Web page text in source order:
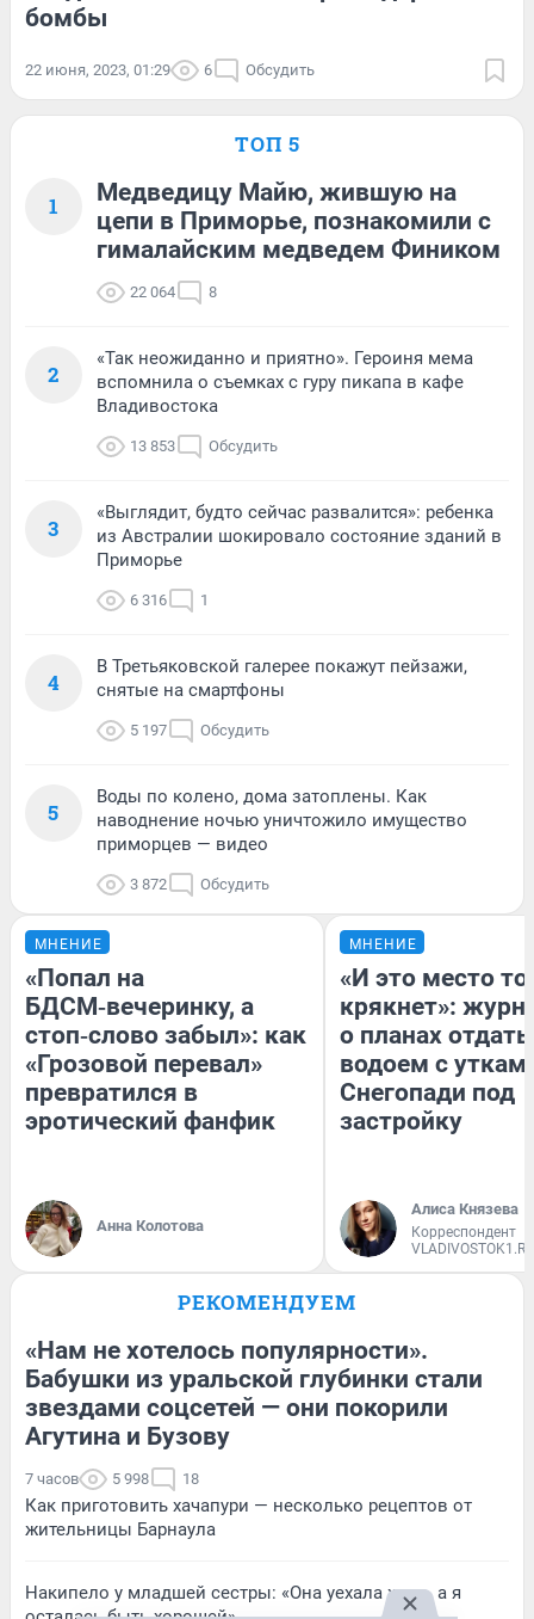
бомбы
22 июня, 2023, 01:29 6 Обсудить
ТОП 5
1
Медведицу Майю, жившую на
цепи в Приморье, познакомили с
гималайским медведем Фиником
22 064 8
2
«Так неожиданно и приятно». Героиня мема
вспомнила о съемках с гуру пикапа в кафе
Владивостока
13 853 Обсудить
3
«Выглядит, будто сейчас развалится»: ребенка
из Австралии шокировало состояние зданий в
Приморье
6 316 1
4
В Третьяковской галерее покажут пейзажи,
снятые на смартфоны
5 197 Обсудить
5
Воды по колено, дома затоплены. Как
наводнение ночью уничтожило имущество
приморцев — видео
3 872 Обсудить
МНЕНИЕ
«Попал на
БДСМ‑вечеринку, а
стоп‑слово забыл»: как
«Грозовой перевал»
превратился в
эротический фанфик
Анна Колотова
МНЕНИЕ
«И это место
крякнет»:
о планах отдать
водоем с
Снегопади под
застройку
Алиса Князева
Корреспондент
VLADIVOSTOK1.RU
РЕКОМЕНДУЕМ
«Нам не хотелось популярности».
Бабушки из уральской глубинки стали
звездами соцсетей — они покорили
Агутина и Бузову
7 часов 5 998 18
Как приготовить хачапури — несколько рецептов от
жительницы Барнаула
Накипело у младшей сестры: «Она уехала жить, а я